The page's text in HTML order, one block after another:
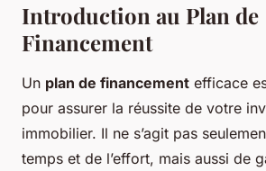
Introduction au Plan de
Financement
Un plan de financement efficace
pour assurer la réussite de votre
immobilier. Il ne s’agit pas
temps et de l’effort, mais aussi de